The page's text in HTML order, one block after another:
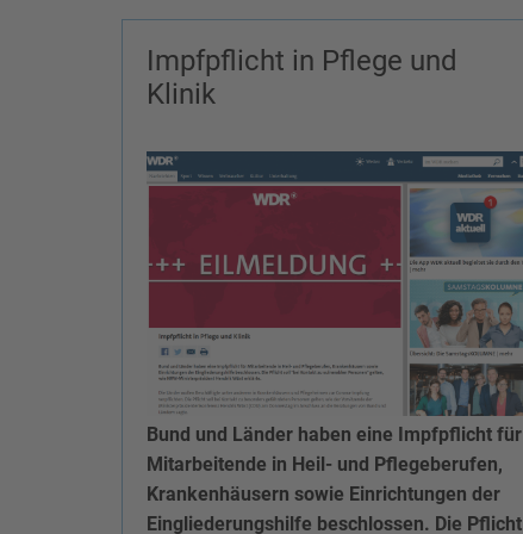
Impfpflicht in Pflege und
Klinik
Bund und Länder haben eine Impfpflicht für
Mitarbeitende in Heil- und Pflegeberufen,
Krankenhäusern sowie Einrichtungen der
Eingliederungshilfe beschlossen. Die Pflicht